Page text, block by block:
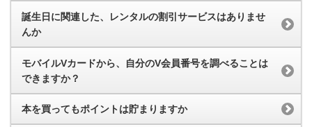
誕生日に関連した、レンタルの割引サービスはありませ
んか
モバイルVカードから、自分のV会員番号を調べることは
できますか？
本を買ってもポイントは貯まりますか